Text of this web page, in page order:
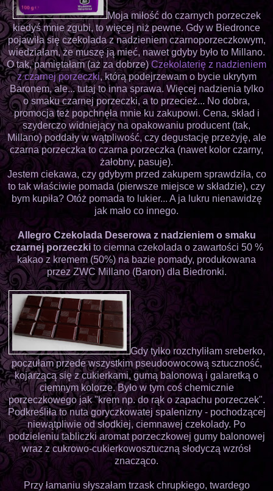
Moja miłość do czarnych porzeczek
kiedyś mnie zgubi, to więcej niż pewne. Gdy w Biedronce
pojawiła się czekolada z nadzieniem czarnoporzeczkowym,
wiedziałam, że muszę ją mieć, nawet gdyby było to Millano.
O tak, pamiętałam (aż za dobrze)Czekolaterię z nadzieniem
z czarnej porzeczki, którą podejrzewam o bycie ukrytym
Baronem, ale... tutaj to inna sprawa. Więcej nadzienia tylko
o smaku czarnej porzeczki, a to przecież... No dobra,
promocja też popchnęła mnie ku zakupowi. Cena, skład i
szyderczo widniejący na opakowaniu producent (tak,
Millano) poddały w wątpliwość, czy degustację przeżyję, ale
czarna porzeczka to czarna porzeczka (nawet kolor czarny,
żałobny, pasuje).
Jestem ciekawa, czy gdybym przed zakupem sprawdziła, co
to tak właściwie pomada (pierwsze miejsce w składzie), czy
bym kupiła? Otóż pomada to lukier... A ja lukru nienawidzę
jak mało co innego.
Allegro Czekolada Deserowa z nadzieniem o smaku
czarnej porzeczki to ciemna czekolada o zawartości 50 %
kakao z kremem (50%) na bazie pomady, produkowana
przez ZWC Millano (Baron) dla Biedronki.
Gdy tylko rozchyliłam sreberko,
poczułam przede wszystkim pseudoowocową sztuczność,
kojarzącą się z cukierkami, gumą balonową i galaretką o
ciemnym kolorze. Było w tym coś chemicznie
porzeczkowego jak "krem np. do rąk o zapachu porzeczek".
Podkreśliła to nuta goryczkowatej spalenizny - pochodzącej
niewątpliwie od słodkiej, ciemnawej czekolady. Po
podzieleniu tabliczki aromat porzeczkowej gumy balonowej
wraz z cukrowo-cukierkowosztuczną słodyczą wzrósł
znacząco.
Przy łamaniu słyszałam trzask chrupkiego, twardego